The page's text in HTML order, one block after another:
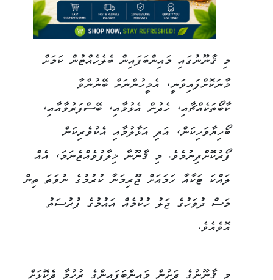
މި ޤާނޫނުގައި މައިންބަފައިން ބެލެހެއްޓުން ކަމަށް
މާނަކޮށްފައިވަނީ، އެމީހުންނަށް ބޭނުންވާ
ކާބޯތަކެއްޗާއި، ހެދުން އެޅުމާއި، ބޭސްފަރުވާއާއި،
ބޯހިޔާވަހިކަން، އަދި އަޅާލުމާއި އެކުވެރިކަން
ފޯރުކޮށްދިނުމެވެ. މި ޤާނޫނާ ޚިލާފުވެއްޖެނަމަ، އެއް
ލައްކަ ޓަކާއާ ހަމައަށް ޖޫރިމަނާ ކުރުމުގެ ނުވަތަ ތިން
މަސް ދުވަހުގެ ޖަލު ހުކުމެއް އައުމުގެ ފުރުސަތު
އޮވެއެވެ.
މި ޤާނޫނުގެ ދަށުން މައިންބަފައިންގެ ރުހުމާ ދެކޮޅަށް